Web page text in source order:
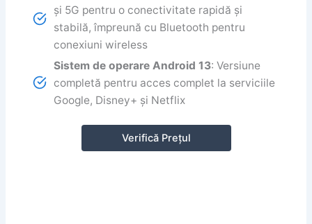
și 5G pentru o conectivitate rapidă și
stabilă, împreună cu Bluetooth pentru
conexiuni wireless
Sistem de operare Android 13: Versiune
completă pentru acces complet la serviciile
Google, Disney+ și Netflix
Verifică Prețul